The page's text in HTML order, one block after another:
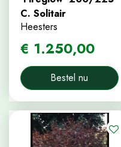
C. Solitair
Heesters
€ 1.250,00
Bestel nu